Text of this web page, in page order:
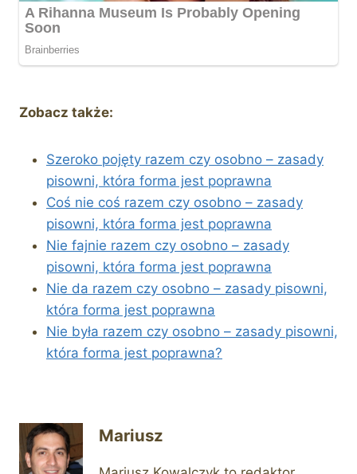
Zobacz także:
Szeroko pojęty razem czy osobno – zasady
pisowni, która forma jest poprawna
Coś nie coś razem czy osobno – zasady
pisowni, która forma jest poprawna
Nie fajnie razem czy osobno – zasady
pisowni, która forma jest poprawna
Nie da razem czy osobno – zasady pisowni,
która forma jest poprawna
Nie była razem czy osobno – zasady pisowni,
która forma jest poprawna?
Mariusz